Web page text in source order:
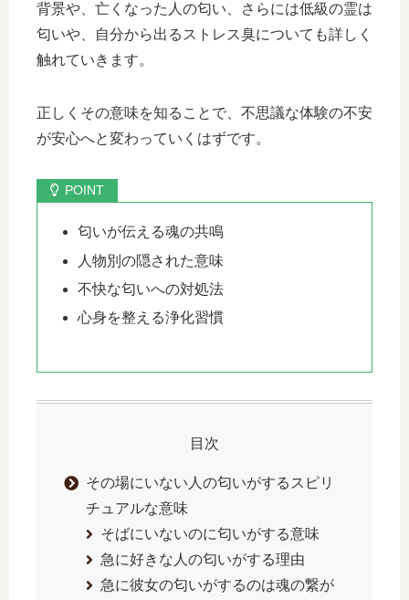
背景や、亡くなった人の匂い、さらには低級の霊は
匂いや、自分から出るストレス臭についても詳しく
触れていきます。
正しくその意味を知ることで、不思議な体験の不安
が安心へと変わっていくはずです。
匂いが伝える魂の共鳴
人物別の隠された意味
不快な匂いへの対処法
心身を整える浄化習慣
目次
その場にいない人の匂いがするスピリ
チュアルな意味
そばにいないのに匂いがする意味
急に好きな人の匂いがする理由
急に彼女の匂いがするのは魂の繋が